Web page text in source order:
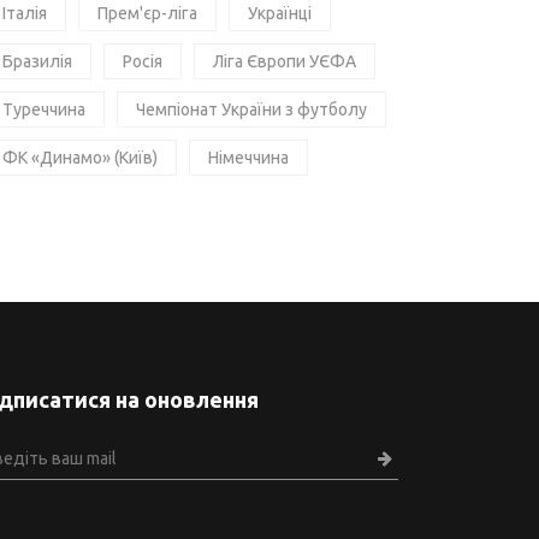
Італія Прем'єр-ліга Українці
Бразилія Росія Ліга Європи УЄФА
Туреччина Чемпіонат України з футболу
ФК «Динамо» (Київ) Німеччина
на оновлення